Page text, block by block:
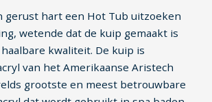
gerust hart een Hot Tub uitzoeken
wetende dat de kuip gemaakt is
kwaliteit. De kuip is
van het Amerikaanse Aristech
grootste en meest betrouwbare